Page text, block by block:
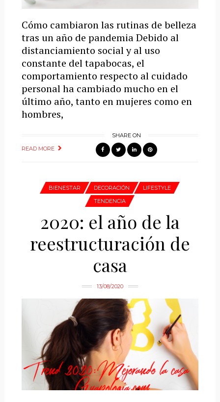
Cómo cambiaron las rutinas de belleza
tras un año de pandemia Debido al
distanciamiento social y al uso
constante del tapabocas, el
comportamiento respecto al cuidado
personal ha cambiado mucho en el
último año, tanto en mujeres como en
hombres,
READ MORE
SHARE ON
BIENESTAR DECORACIÓN
LIFESTYLE
TENDENCIA
2020: el año de la
reestructuración de
casa
13/08/2020